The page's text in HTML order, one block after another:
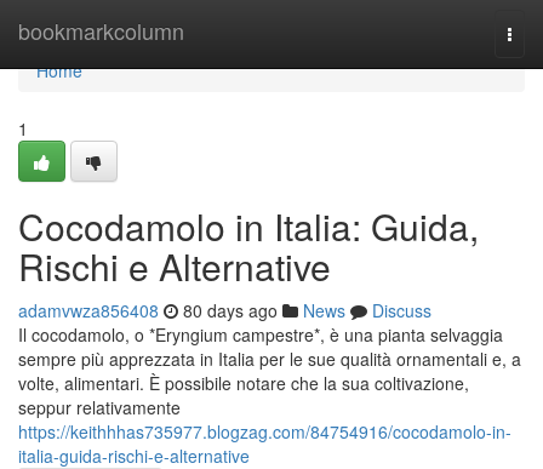
bookmarkcolumn
Home
Home
1
Cocodamolo in Italia: Guida,
Rischi e Alternative
adamvwza856408 80 days ago News
Discuss
Il cocodamolo, o *Eryngium campestre*, è una pianta selvaggia
sempre più apprezzata in Italia per le sue qualità ornamentali e, a
volte, alimentari. È possibile notare che la sua coltivazione,
seppur relativamente
https://keithhhas735977.blogzag.com/84754916/cocodamolo-in-
italia-guida-rischi-e-alternative